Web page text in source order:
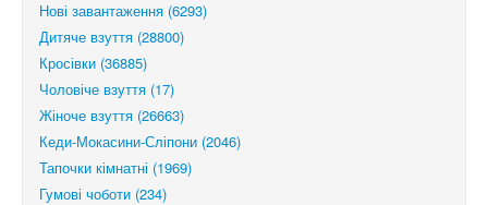
Нові завантаження (6293)
Дитяче взуття (28800)
Кросівки (36885)
Чоловіче взуття (17)
Жіноче взуття (26663)
Кеди-Мокасини-Сліпони (2046)
Тапочки кімнатні (1969)
Гумові чоботи (234)